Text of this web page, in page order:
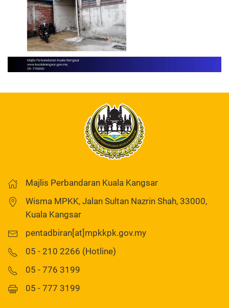
Majlis Perbandaran Kuala Kangsar
Wisma MPKK, Jalan Sultan Nazrin Shah, 33000,
Kuala Kangsar
pentadbiran[at]mpkkpk.gov.my
05 - 210 2266 (Hotline)
05 - 776 3199
05 - 777 3199